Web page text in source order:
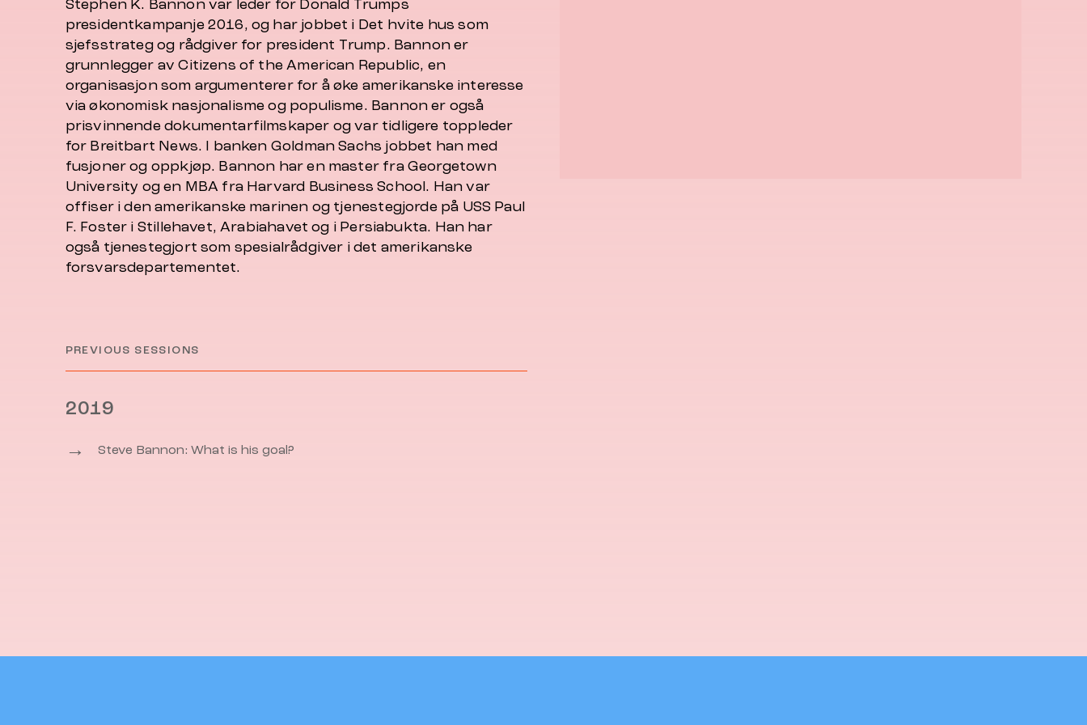
Stephen K. Bannon var leder for Donald Trumps
presidentkampanje 2016, og har jobbet i Det hvite hus som
sjefsstrateg og rådgiver for president Trump. Bannon er
grunnlegger avCitizens of the American Republic, en
organisasjon som argumenterer for å øke amerikanske interesse
via økonomisk nasjonalisme og populisme. Bannon er også
prisvinnende dokumentarfilmskaper og var tidligere toppleder
for Breitbart News. I banken Goldman Sachs jobbet han med
fusjoner og oppkjøp. Bannon har en master fra Georgetown
University og en MBA fra Harvard Business School. Han var
offiser i den amerikanske marinen og tjenestegjorde på USS Paul
F. Foster i Stillehavet, Arabiahavet og i Persiabukta. Han har
også tjenestegjort som spesialrådgiver i det amerikanske
forsvarsdepartementet.
PREVIOUS SESSIONS
2019
→
Steve Bannon: What is his goal?